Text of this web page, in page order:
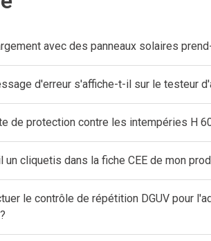
avec des panneaux solaires
d'erreur s'affiche-t-il sur le testeur
de protection contre les intempéries H
un cliquetis dans la fiche CEE de mon
le contrôle de répétition DGUV pour